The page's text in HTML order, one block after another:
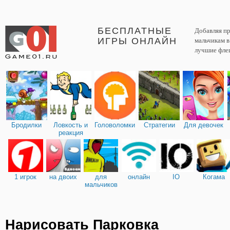
БЕСПЛАТНЫЕ
ИГРЫ ОНЛАЙН
Добавляя
мальчикам
лучшие
Бродилки
Ловкость и
реакция
Головоломки Стратегии Для девочек
1 игрок на двоих
для
мальчиков
онлайн IO Когама
Нарисовать Парковка